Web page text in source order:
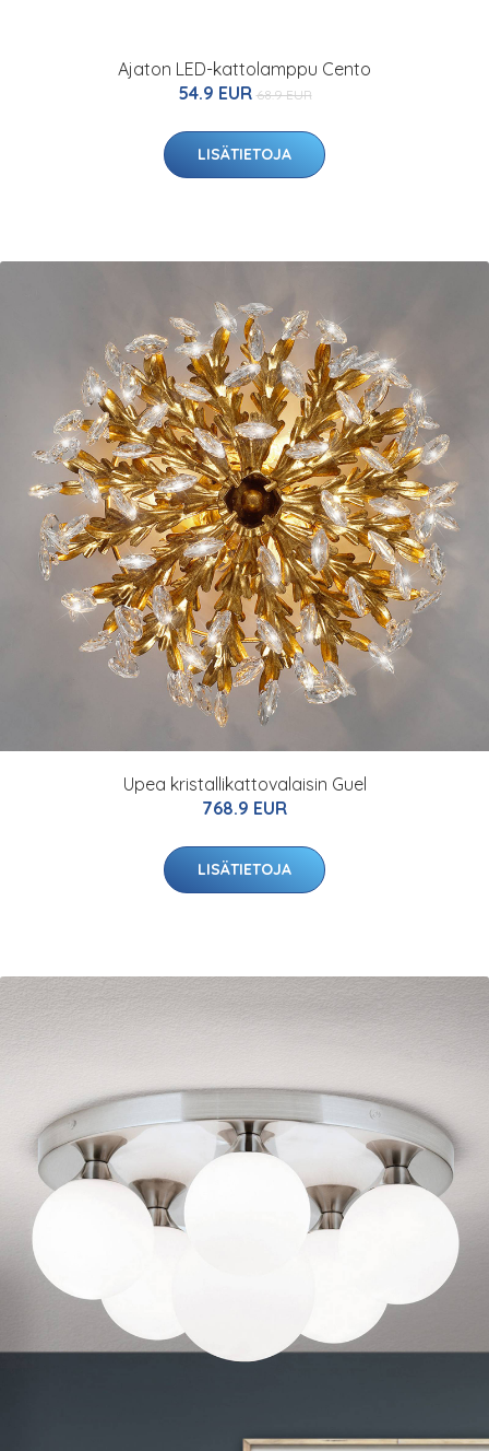
Ajaton LED-kattolamppu Cento
54.9 EUR 68.9 EUR
LISÄTIETOJA
Upea kristallikattovalaisin Guel
768.9 EUR
LISÄTIETOJA